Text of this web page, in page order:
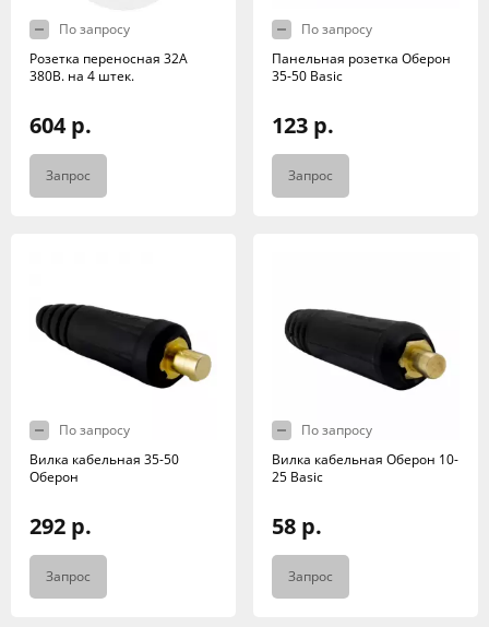
По запросу
Розетка переносная 32А
380В. на 4 штек.
604 р.
Запрос
По запросу
Панельная розетка Оберон
35-50 Basic
123 р.
Запрос
По запросу
Вилка кабельная 35-50
Оберон
292 р.
Запрос
По запросу
Вилка кабельная Оберон 10-
25 Basic
58 р.
Запрос